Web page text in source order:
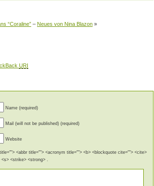
“Coraline” – Neues von Nina Blazon »
URI
Name (required)
Mail (will not be published) (required)
Website
<abbr title=""> <acronym title=""> <b> <blockquote cite=""> <cite>
<strike> <strong> .